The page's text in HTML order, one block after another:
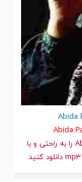
و قدیمی آبیدا پروین | Abida Parveen را به راحتی و با